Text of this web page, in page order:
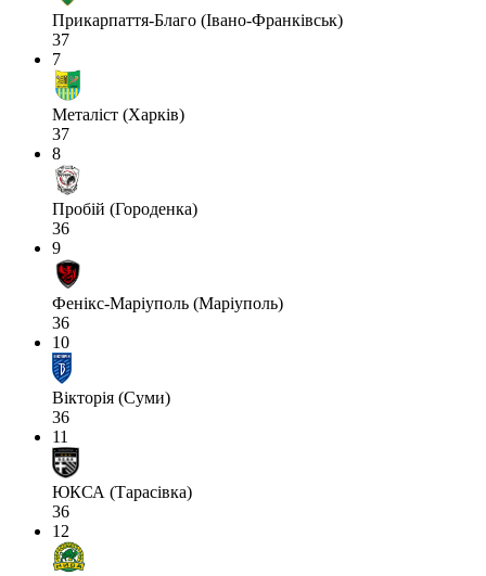
Прикарпаття-Благо (Івано-Франківськ)
37
7
Металіст (Харків)
37
8
Пробій (Городенка)
36
9
Фенікс-Маріуполь (Маріуполь)
36
10
Вікторія (Суми)
36
11
ЮКСА (Тарасівка)
36
12